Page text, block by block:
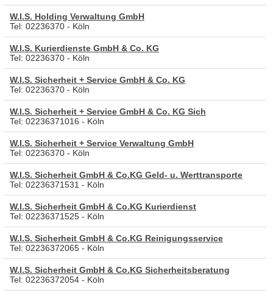
W.I.S. Holding Verwaltung GmbH
Tel: 02236370 - Köln
W.I.S. Kurierdienste GmbH & Co. KG
Tel: 02236370 - Köln
W.I.S. Sicherheit + Service GmbH & Co. KG
Tel: 02236370 - Köln
W.I.S. Sicherheit + Service GmbH & Co. KG Sich
Tel: 02236371016 - Köln
W.I.S. Sicherheit + Service Verwaltung GmbH
Tel: 02236370 - Köln
W.I.S. Sicherheit GmbH & Co.KG Geld- u. Werttransporte
Tel: 02236371531 - Köln
W.I.S. Sicherheit GmbH & Co.KG Kurierdienst
Tel: 02236371525 - Köln
W.I.S. Sicherheit GmbH & Co.KG Reinigungsservice
Tel: 02236372065 - Köln
W.I.S. Sicherheit GmbH & Co.KG Sicherheitsberatung
Tel: 02236372054 - Köln